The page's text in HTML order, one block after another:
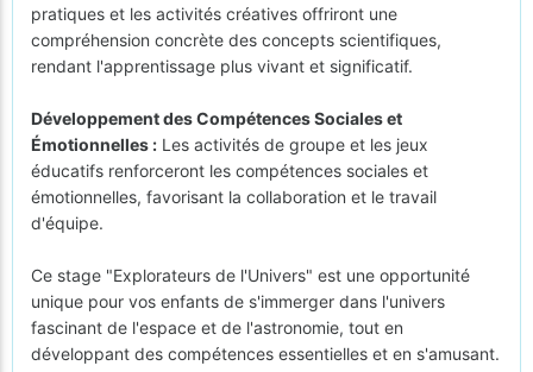
pratiques et les activités créatives offriront une
compréhension concrète des concepts scientifiques,
rendant l'apprentissage plus vivant et significatif.
Développement des Compétences Sociales et
Émotionnelles : Les activités de groupe et les jeux
éducatifs renforceront les compétences sociales et
émotionnelles, favorisant la collaboration et le travail
d'équipe.
Ce stage "Explorateurs de l'Univers" est une opportunité
unique pour vos enfants de s'immerger dans l'univers
fascinant de l'espace et de l'astronomie, tout en
développant des compétences essentielles et en s'amusant.